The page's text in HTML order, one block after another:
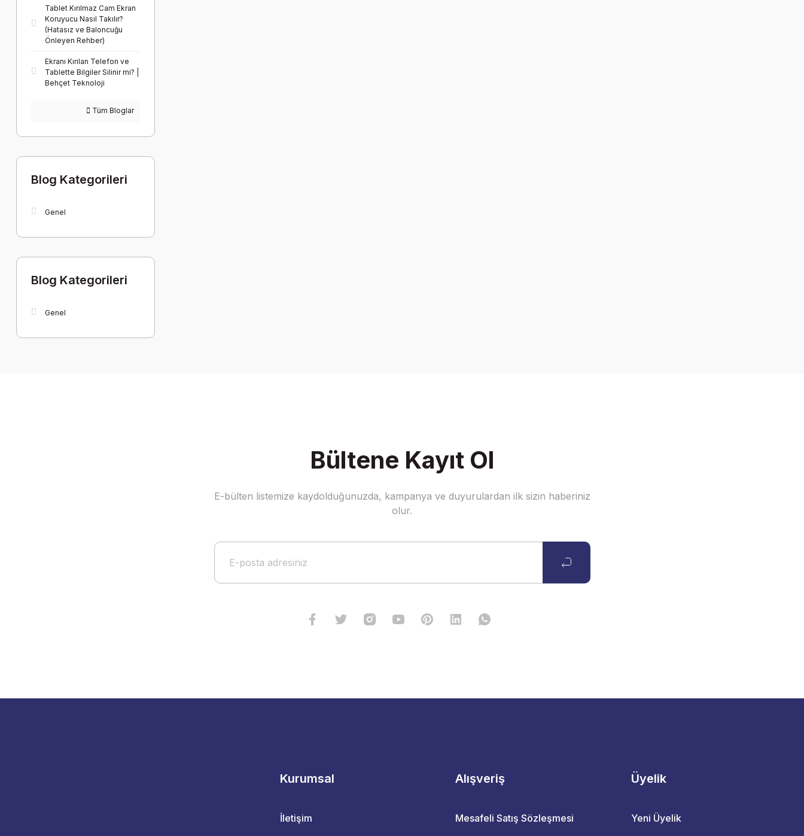
Tablet Kırılmaz Cam Ekran
Koruyucu Nasıl Takılır?
(Hatasız ve Baloncuğu
Önleyen Rehber)
Ekranı Kırılan Telefon ve
Tablette Bilgiler Silinir mi? |
Behçet Teknoloji
Tüm Bloglar
Blog Kategorileri
Genel
Blog Kategorileri
Genel
Bültene Kayıt Ol
E-bülten listemize kaydolduğunuzda, kampanya ve duyurulardan ilk sizin haberiniz
olur.
Kurumsal
İletişim
Alışveriş
Mesafeli Satış Sözleşmesi
Üyelik
Yeni Üyelik